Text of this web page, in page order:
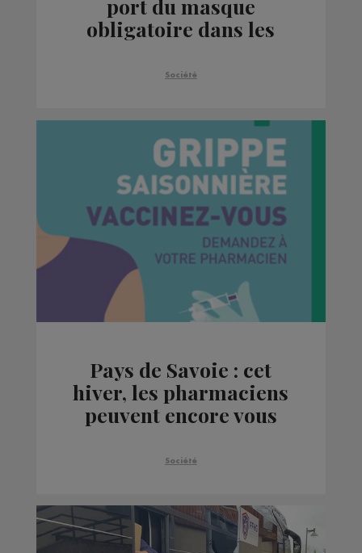
port du masque
obligatoire dans les
lundi
Société
Pays de Savoie : cet
hiver, les pharmaciens
peuvent encore vous
grippe
Société